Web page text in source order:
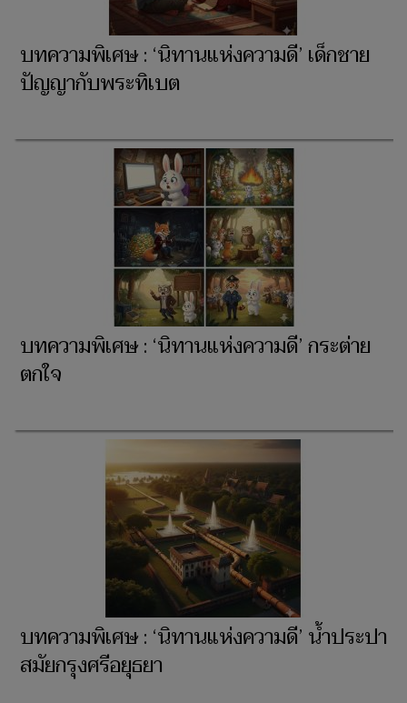
บทความพิเศษ : ‘นิทานแห่งความดี’ เด็กชาย
ปัญญากับพระทิเบต
บทความพิเศษ : ‘นิทานแห่งความดี’ กระต่าย
ตกใจ
บทความพิเศษ : ‘นิทานแห่งความดี’ น้ำประปา
สมัยกรุงศรีอยุธยา